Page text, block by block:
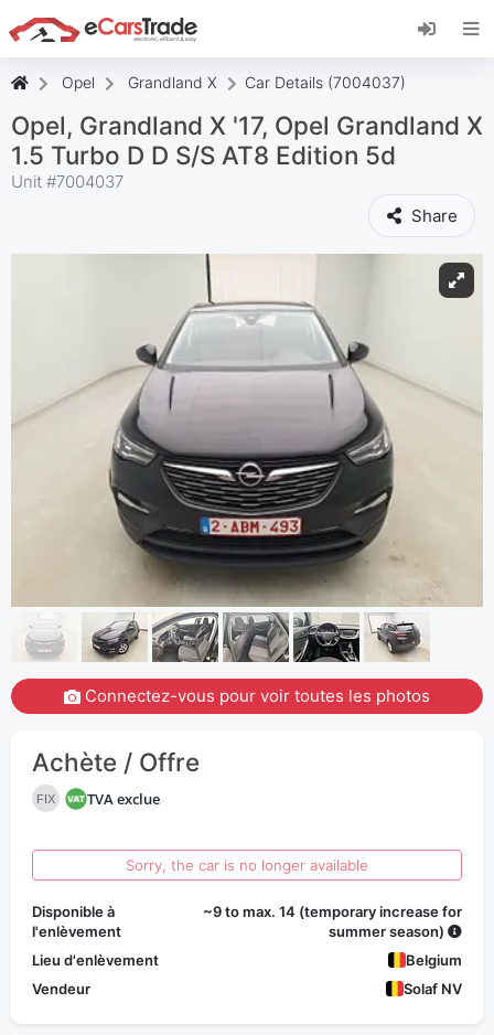
Installez l'application web eCarsTrade, ajoutez-
la à votre écran d'accueil et recevez des mises
Opel Grandland X Car Details (7004037)
Opel, Grandland X '17, Opel Grandland X
1.5 Turbo D D S/S AT8 Edition 5d
Unit #7004037
Share
Connectez-vous pour voir toutes les photos
Achète / Offre
FIX TVA exclue
Sorry, the car is no longer available
Disponible à
l'enlèvement
~9 to max. 14 (temporary increase for
summer season)
Lieu d'enlèvement
Belgium
Vendeur
Solaf NV